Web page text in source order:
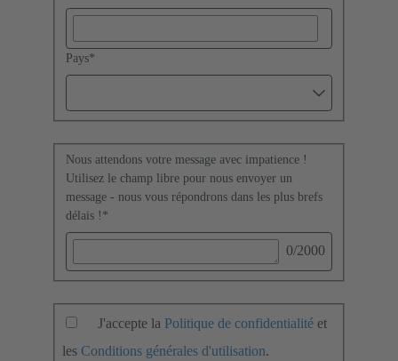
Pays*
Nous attendons votre message avec impatience !
Utilisez le champ libre pour nous envoyer un
message - nous vous répondrons dans les plus brefs
délais ! *
0/2000
J'accepte la Politique de confidentialité et
les Conditions générales d'utilisation.